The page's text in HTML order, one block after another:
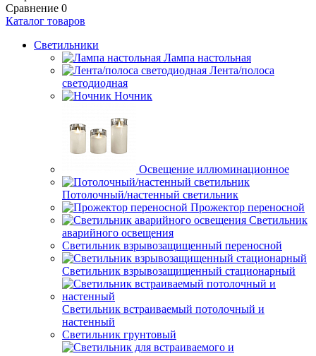
Сравнение 0
Каталог товаров
Светильники
Лампа настольная
Лента/полоса
светодиодная
Ночник
Освещение иллюминационное
Потолочный/настенный светильник
Прожектор переносной
Светильник
аварийного освещения
Светильник взрывозащищенный переносной
Светильник взрывозащищенный стационарный
Светильник встраиваемый потолочный и
настенный
Светильник грунтовый